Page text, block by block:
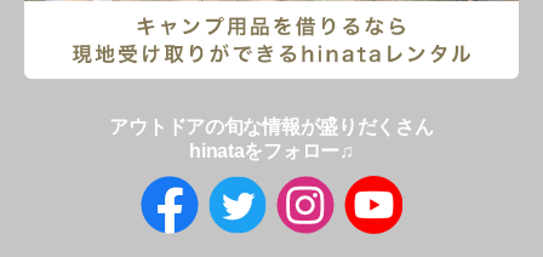
アウトドアの旬な情報が盛りだくさん
hinataをフォロー♫